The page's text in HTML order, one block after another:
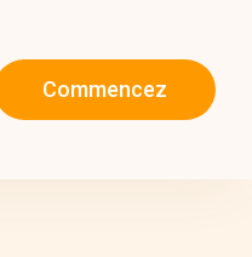
Commencez